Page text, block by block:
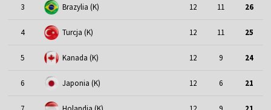
3 Brazylia (K) 12 11 26
4 Turcja (K) 12 11 25
5 Kanada (K) 12 9 24
6 Japonia (K) 12 6 21